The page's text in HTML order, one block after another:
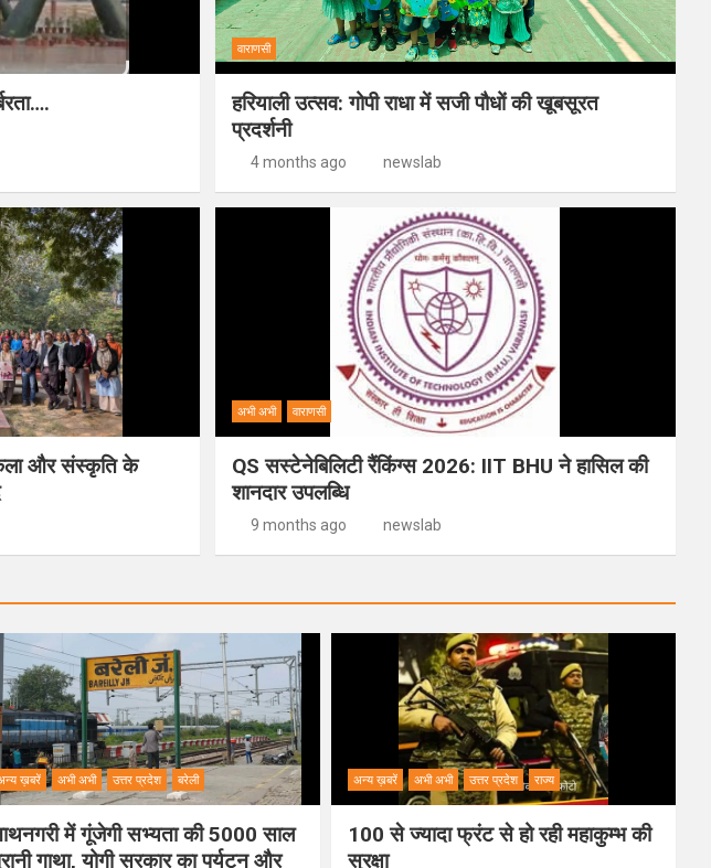
वाराणसी
हरियाली उत्सव: गोपी राधा में सजी पौधों की खूबसूरत
प्रदर्शनी
4 months ago newslab
और संस्कृति के
अभी अभी वाराणसी
QS सस्टेनेबिलिटी रैंकिंग्स 2026: IIT BHU ने हासिल की
शानदार उपलब्धि
9 months ago newslab
ख़बरें अभी अभी उत्तर प्रदेश बरेली
में गूंजेगी सभ्यता की 5000 साल
गाथा, योगी सरकार का पर्यटन और
अन्य ख़बरें अभी अभी उत्तर प्रदेश राज्य
100 से ज्यादा फ्रंट से हो रही महाकुम्भ की
सुरक्षा